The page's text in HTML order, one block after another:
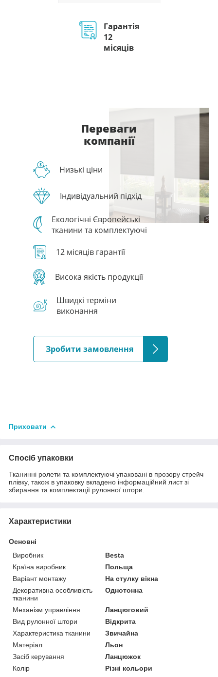
Гарантія
12
місяців
Переваги
компанії
Низькі ціни
Індивідуальний підхід
Екологічні Європейські
тканини та комплектуючі
12 місяців гарантії
Висока якість продукції
Швидкі терміни
виконання
Зробити замовлення
Приховати
Спосіб упаковки
Тканинні ролети та комплектуючі упаковані в прозору стрейч
плівку, також в упаковку вкладено інформаційний лист зі
збирання та комплектації рулонної штори.
Характеристики
Основні
Виробник
Besta
Країна виробник
Польща
Варіант монтажу
На стулку вікна
Декоративна особливість
тканини
Однотонна
Механізм управління
Ланцюговий
Вид рулонної штори
Відкрита
Характеристика тканини
Звичайна
Матеріал
Льон
Засіб керування
Ланцюжок
Колір
Різні кольори